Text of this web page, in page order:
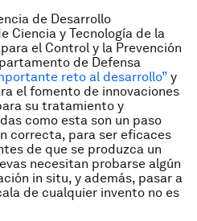
de Desarrollo
Ciencia y Tecnología de la
el Control y la Prevención
de Defensa
reto al desarrollo” y
el fomento de innovaciones
su tratamiento y
como esta son un paso
correcta, para ser eficaces
de que se produzca un
necesitan probarse algún
in situ, y además, pasar a
de cualquier invento no es